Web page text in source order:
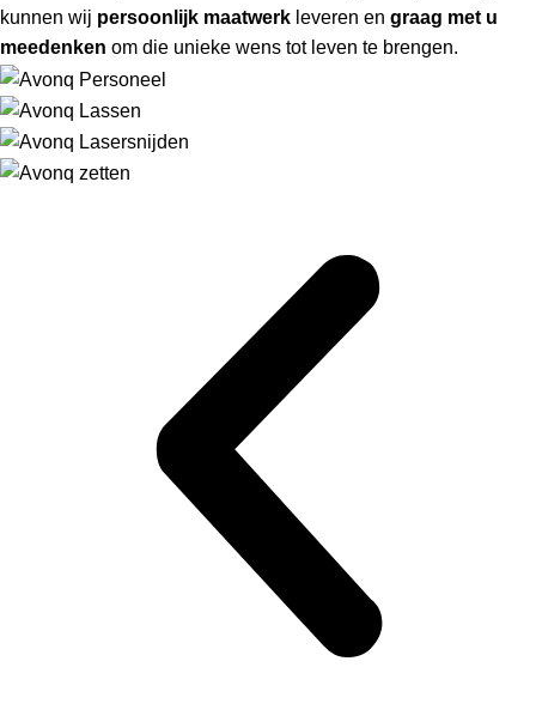
kunnen wij persoonlijk maatwerk leveren en graag met u
meedenken om die unieke wens tot leven te brengen.